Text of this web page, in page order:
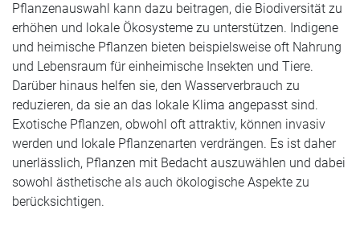
Pflanzenauswahl kann dazu beitragen, die Biodiversität zu
erhöhen und lokale Ökosysteme zu unterstützen. Indigene
und heimische Pflanzen bieten beispielsweise oft Nahrung
und Lebensraum für einheimische Insekten und Tiere.
Darüber hinaus helfen sie, den Wasserverbrauch zu
reduzieren, da sie an das lokale Klima angepasst sind.
Exotische Pflanzen, obwohl oft attraktiv, können invasiv
werden und lokale Pflanzenarten verdrängen. Es ist daher
unerlässlich, Pflanzen mit Bedacht auszuwählen und dabei
sowohl ästhetische als auch ökologische Aspekte zu
berücksichtigen.